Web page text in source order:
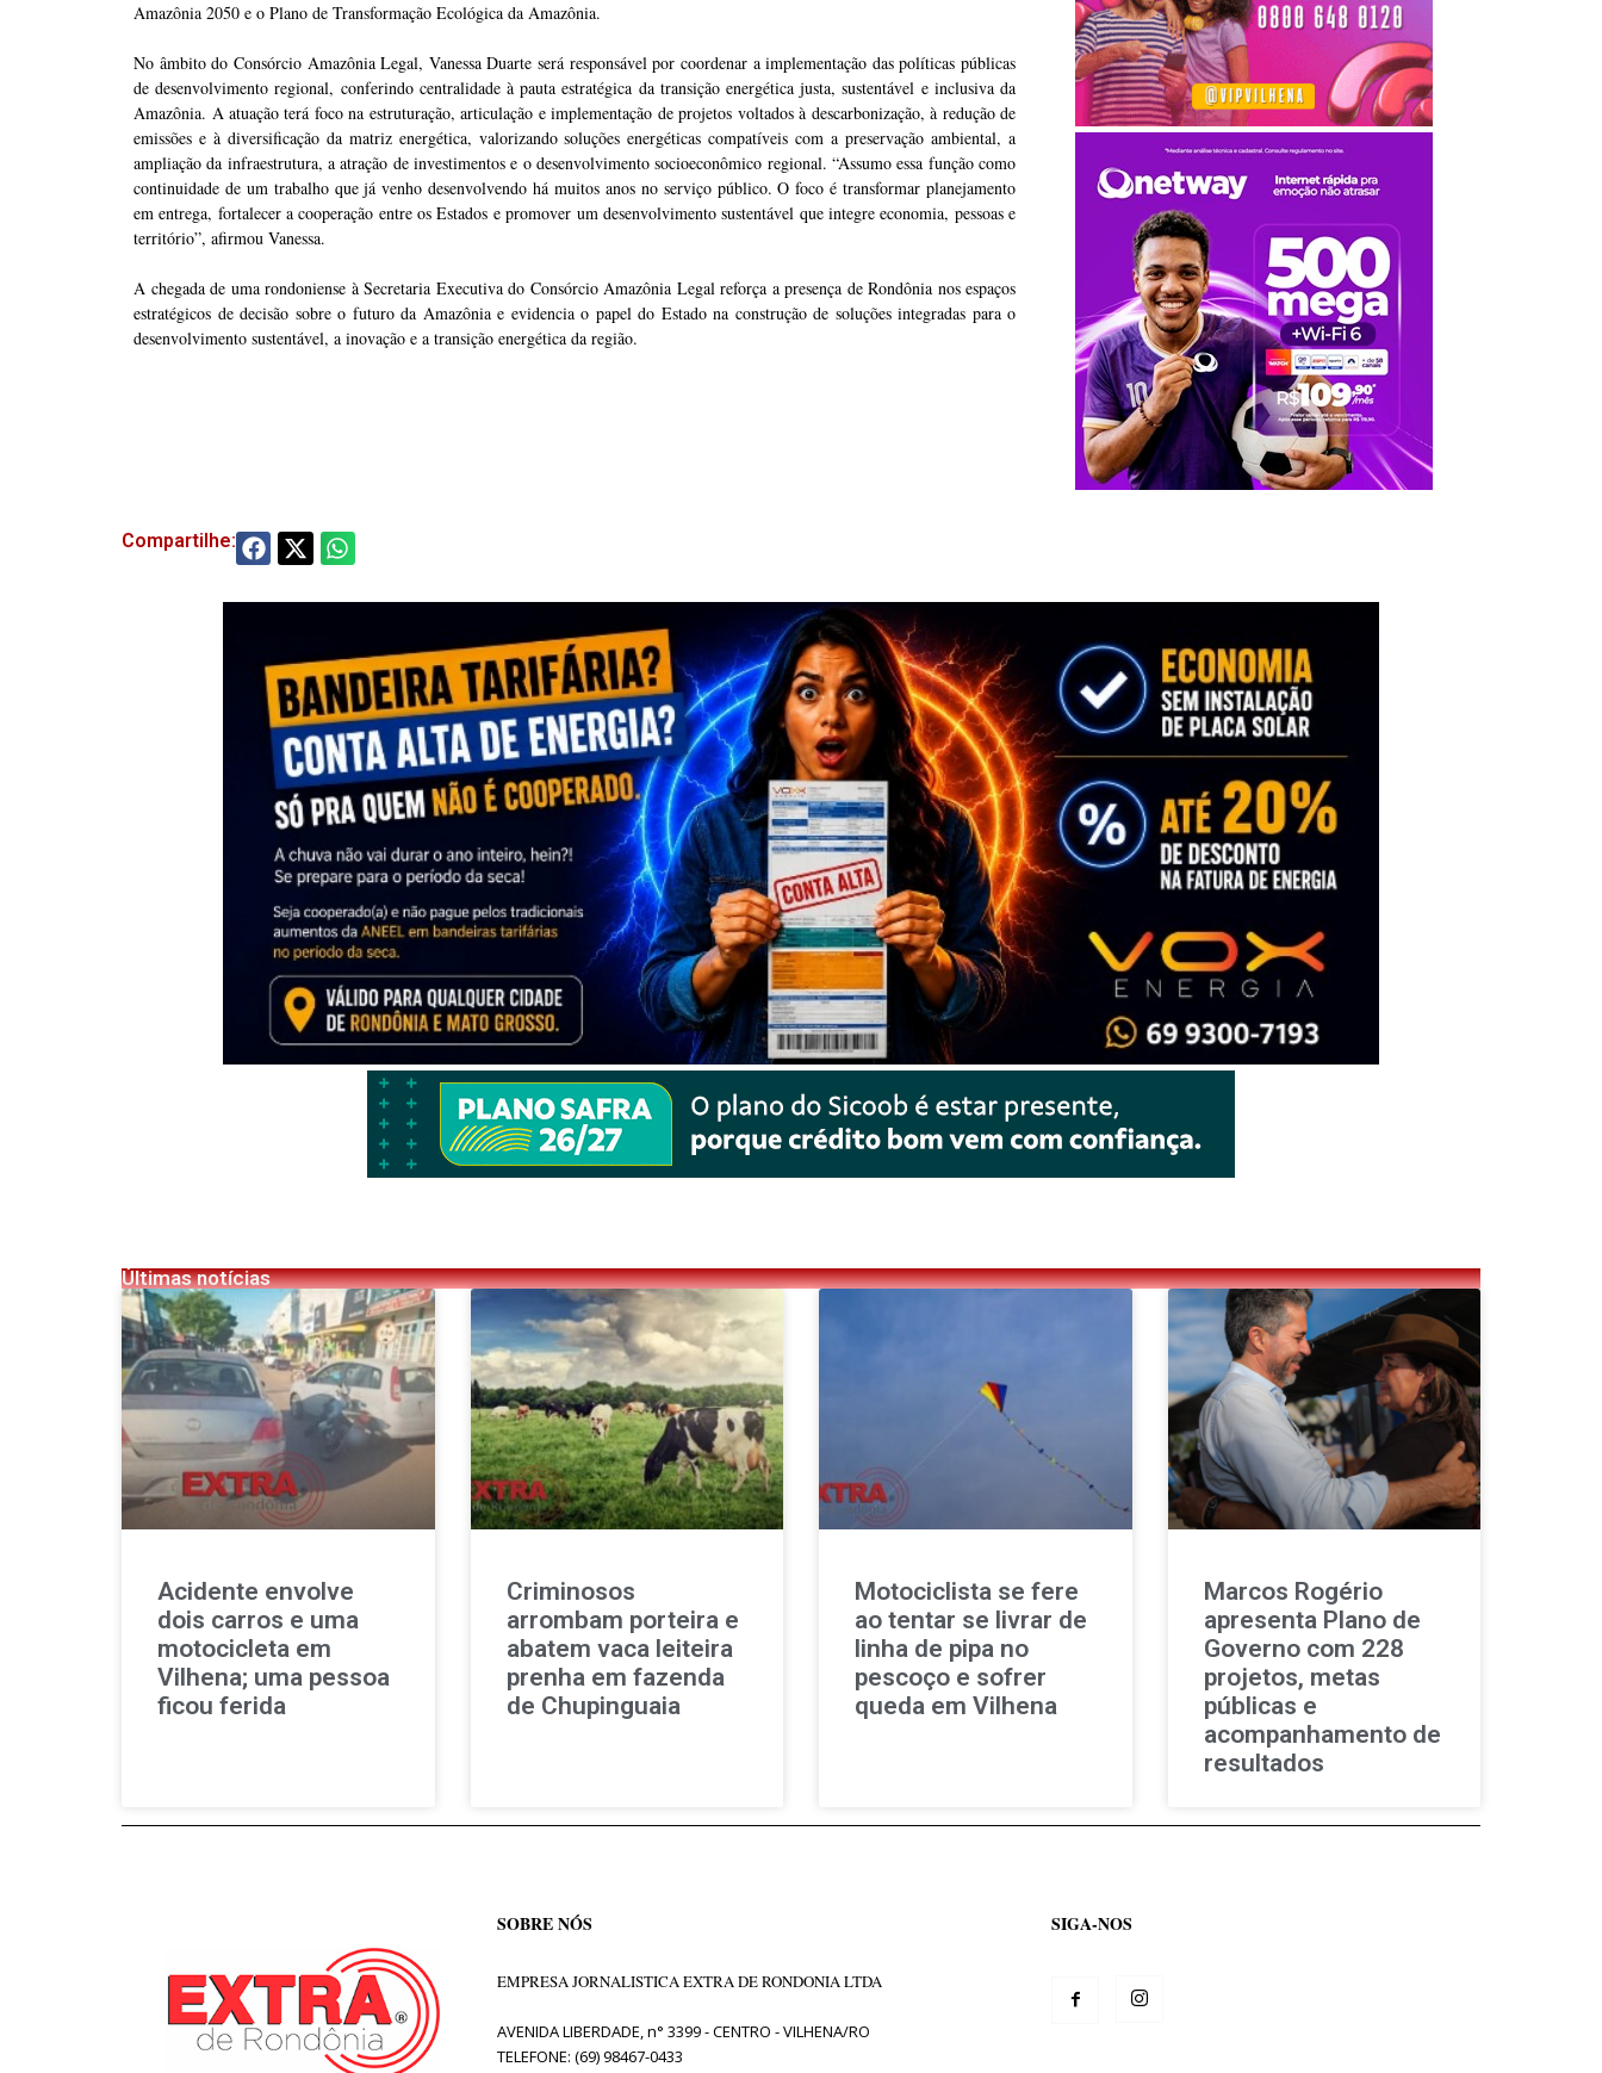
Amazônia 2050 e o Plano de Transformação Ecológica da Amazônia.
No âmbito do Consórcio Amazônia Legal, Vanessa Duarte será responsável por coordenar a implementação das políticas públicas
de desenvolvimento regional, conferindo centralidade à pauta estratégica da transição energética justa, sustentável e inclusiva da
Amazônia. A atuação terá foco na estruturação, articulação e implementação de projetos voltados à descarbonização, à redução de
emissões e à diversificação da matriz energética, valorizando soluções energéticas compatíveis com a preservação ambiental, a
ampliação da infraestrutura, a atração de investimentos e o desenvolvimento socioeconômico regional. “Assumo essa função como
continuidade de um trabalho que já venho desenvolvendo há muitos anos no serviço público. O foco é transformar planejamento
em entrega, fortalecer a cooperação entre os Estados e promover um desenvolvimento sustentável que integre economia, pessoas e
território”, afirmou Vanessa.
A chegada de uma rondoniense à Secretaria Executiva do Consórcio Amazônia Legal reforça a presença de Rondônia nos espaços
estratégicos de decisão sobre o futuro da Amazônia e evidencia o papel do Estado na construção de soluções integradas para o
desenvolvimento sustentável, a inovação e a transição energética da região.
Compartilhe:
Últimas notícias
Acidente envolve
dois carros e uma
motocicleta em
Vilhena; uma pessoa
ficou ferida
Criminosos
arrombam porteira e
abatem vaca leiteira
prenha em fazenda
de Chupinguaia
Motociclista se fere
ao tentar se livrar de
linha de pipa no
pescoço e sofrer
queda em Vilhena
Marcos Rogério
apresenta Plano de
Governo com 228
projetos, metas
públicas e
acompanhamento de
resultados
SOBRE NÓS
EMPRESA JORNALISTICA EXTRA DE RONDONIA LTDA
AVENIDA LIBERDADE, n° 3399 - CENTRO - VILHENA/RO
TELEFONE: (69) 98467-0433
SIGA-NOS